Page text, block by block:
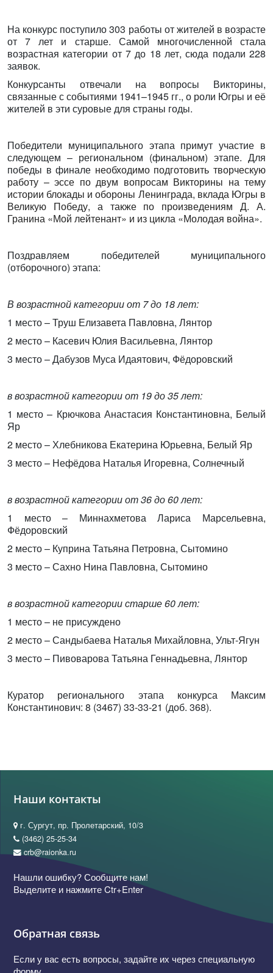
На конкурс поступило 303 работы от жителей в возрасте
от 7 лет и старше. Самой многочисленной стала
возрастная категории от 7 до 18 лет, сюда подали 228
заявок.
Конкурсанты отвечали на вопросы Викторины,
связанные с событиями 1941–1945 гг., о роли Югры и её
жителей в эти суровые для страны годы.
Победители муниципального этапа примут участие в
следующем – региональном (финальном) этапе. Для
победы в финале необходимо подготовить творческую
работу – эссе по двум вопросам Викторины на тему
истории блокады и обороны Ленинграда, вклада Югры в
Великую Победу, а также по произведениям Д. А.
Гранина «Мой лейтенант» и из цикла «Молодая война».
Поздравляем победителей муниципального
(отборочного) этапа:
В возрастной категории от 7 до 18 лет:
1 место – Труш Елизавета Павловна, Лянтор
2 место – Касевич Юлия Васильевна, Лянтор
3 место – Дабузов Муса Идаятович, Фёдоровский
в возрастной категории от 19 до 35 лет:
1 место – Крючкова Анастасия Константиновна, Белый
Яр
2 место – Хлебникова Екатерина Юрьевна, Белый Яр
3 место – Нефёдова Наталья Игоревна, Солнечный
в возрастной категории от 36 до 60 лет:
1 место – Миннахметова Лариса Марсельевна,
Фёдоровский
2 место – Куприна Татьяна Петровна, Сытомино
3 место – Сахно Нина Павловна, Сытомино
в возрастной категории старше 60 лет:
1 место – не присуждено
2 место – Сандыбаева Наталья Михайловна, Ульт-Ягун
3 место – Пивоварова Татьяна Геннадьевна, Лянтор
Куратор регионального этапа конкурса Максим
Константинович: 8 (3467) 33-33-21 (доб. 368).
Наши контакты
г. Сургут, пр. Пролетарский, 10/3
(3462) 25-25-34
crb@raionka.ru
Нашли ошибку? Сообщите нам!
Выделите и нажмите Ctr+Enter
Обратная связь
Если у вас есть вопросы, задайте их через специальную